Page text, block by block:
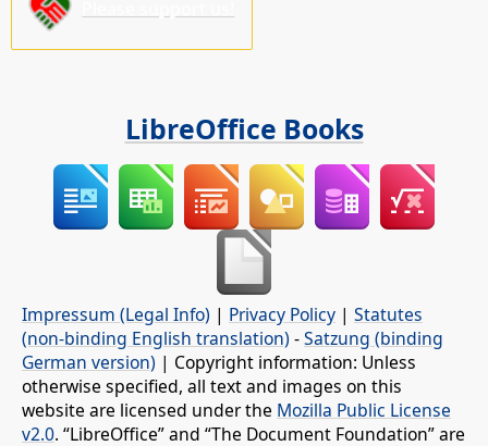
LibreOffice Books
Impressum (Legal Info) | Privacy Policy | Statutes
(non-binding English translation) -Satzung (binding
German version) | Copyright information: Unless
otherwise specified, all text and images on this
website are licensed under the Mozilla Public License
v2.0. “LibreOffice” and “The Document Foundation” are